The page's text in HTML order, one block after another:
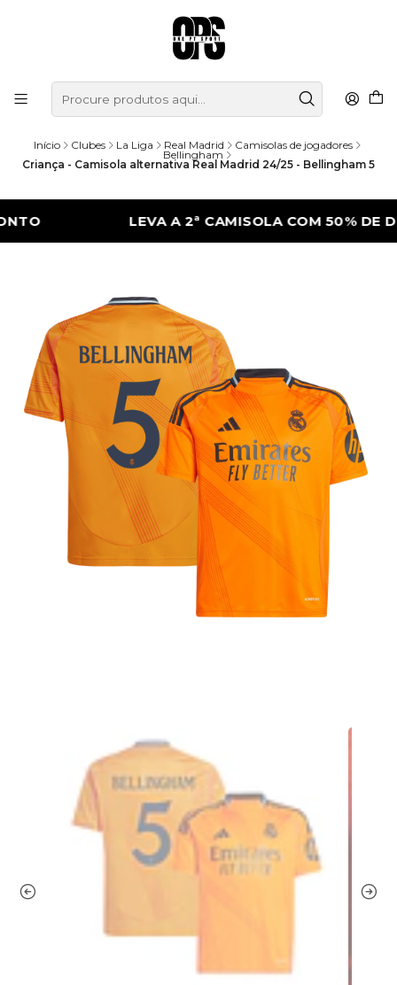
Início Clubes La Liga Real Madrid Camisolas de jogadores
Bellingham
Criança - Camisola alternativa Real Madrid 24/25 - Bellingham 5
LEVA A 2ª CAMISOLA COM 50% DE